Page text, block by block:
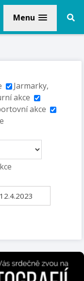
Menu
Jarmarky,
akce
akce